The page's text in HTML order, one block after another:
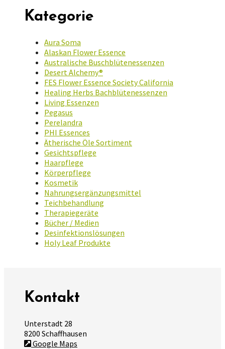
Kategorie
Aura Soma
Alaskan Flower Essence
Australische Buschblütenessenzen
Desert Alchemy®
FES Flower Essence Society California
Healing Herbs Bachblütenessenzen
Living Essenzen
Pegasus
Perelandra
PHI Essences
Ätherische Öle Sortiment
Gesichtspflege
Haarpflege
Körperpflege
Kosmetik
Nahrungsergänzungsmittel
Teichbehandlung
Therapiegeräte
Bücher / Medien
Desinfektionslösungen
Holy Leaf Produkte
Kontakt
Unterstadt 28
8200 Schaffhausen
Google Maps